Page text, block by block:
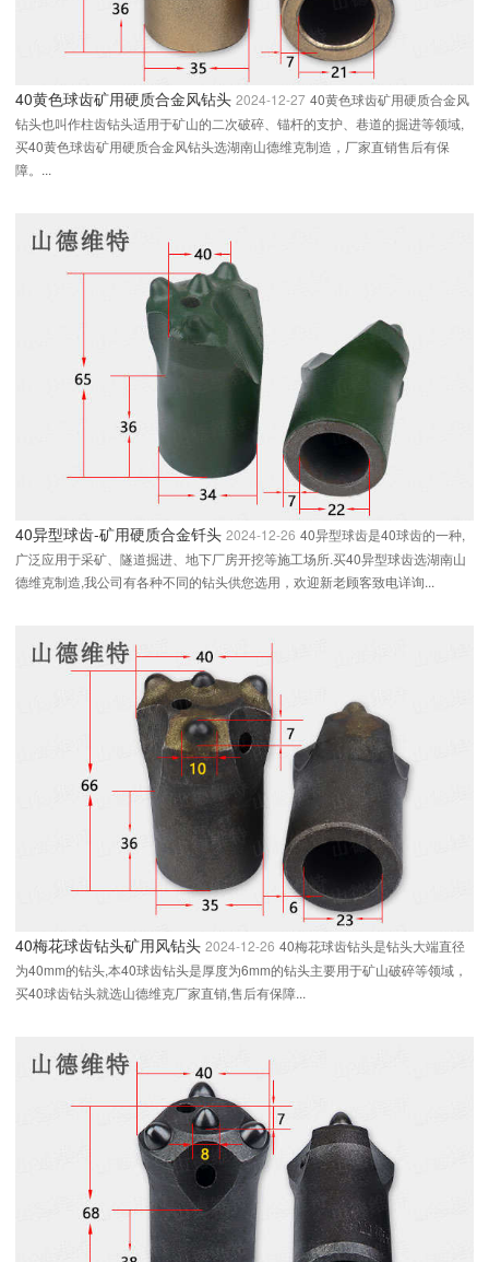
40黄色球齿矿用硬质合金风钻头 2024-12-27 40黄色球齿矿用硬质合金风
钻头也叫作柱齿钻头适用于矿山的二次破碎、锚杆的支护、巷道的掘进等领域,
买40黄色球齿矿用硬质合金风钻头选湖南山德维克制造，厂家直销售后有保
障。...
40异型球齿-矿用硬质合金钎头 2024-12-26 40异型球齿是40球齿的一种,
广泛应用于采矿、隧道掘进、地下厂房开挖等施工场所.买40异型球齿选湖南山
德维克制造,我公司有各种不同的钻头供您选用，欢迎新老顾客致电详询...
40梅花球齿钻头矿用风钻头 2024-12-26 40梅花球齿钻头是钻头大端直径
为40mm的钻头,本40球齿钻头是厚度为6mm的钻头主要用于矿山破碎等领域，
买40球齿钻头就选山德维克厂家直销,售后有保障...